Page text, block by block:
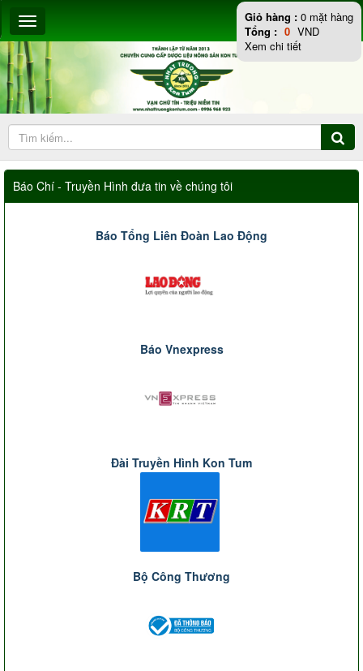
Báo Chí - Truyền Hình đưa tin về chúng tôi
Báo Tổng Liên Đoàn Lao Động
Báo Vnexpress
Đài Truyền Hình Kon Tum
Bộ Công Thương
Giỏ hàng : 0 mặt hàng
Tổng : 0 VND
Xem chi tiết